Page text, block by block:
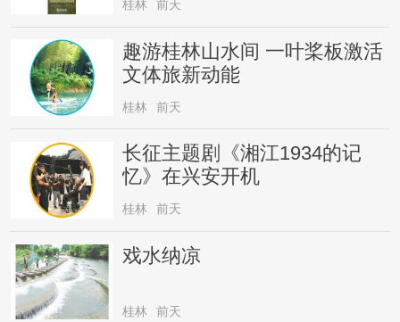
桂林 前天
趣游桂林山水间 一叶桨板激活
文体旅新动能
桂林 前天
长征主题剧《湘江1934的记
忆》在兴安开机
桂林 前天
戏水纳凉
桂林 前天